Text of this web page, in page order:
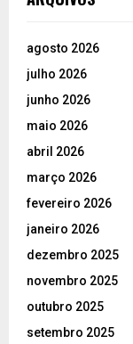
agosto 2026
julho 2026
junho 2026
maio 2026
abril 2026
março 2026
fevereiro 2026
janeiro 2026
dezembro 2025
novembro 2025
outubro 2025
setembro 2025